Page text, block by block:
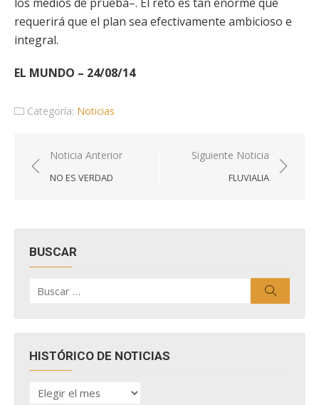
requerirá que el plan sea efectivamente ambicioso e
integral.
EL MUNDO – 24/08/14
Categoría: Noticias
Navegación
de
Noticia Anterior
NO ES VERDAD
Siguiente Noticia
FLUVIALIA
BUSCAR
por:
HISTÓRICO DE NOTICIAS
HISTÓRICO
DE